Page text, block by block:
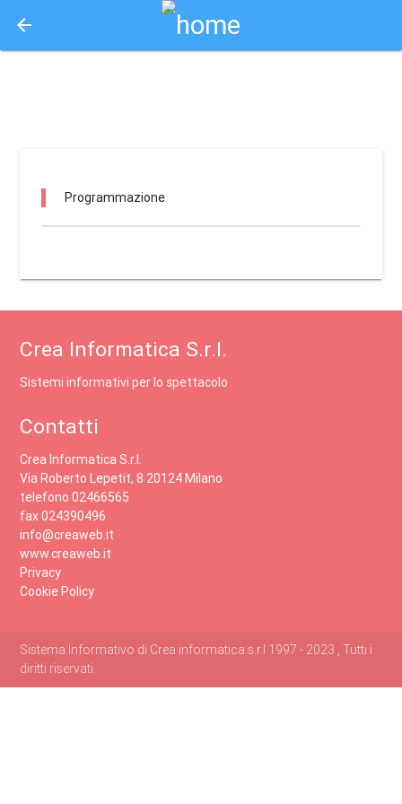
arrow_back
Programmazione
Crea Informatica S.r.l.
Sistemi informativi per lo spettacolo
Contatti
Crea Informatica S.r.l.
Via Roberto Lepetit, 8 20124 Milano
telefono 02466565
fax 024390496
info@creaweb.it
www.creaweb.it
Privacy
Cookie Policy
Sistema Informativo di Crea informatica s.r.l 1997 - 2023 , Tutti i
diritti riservati.